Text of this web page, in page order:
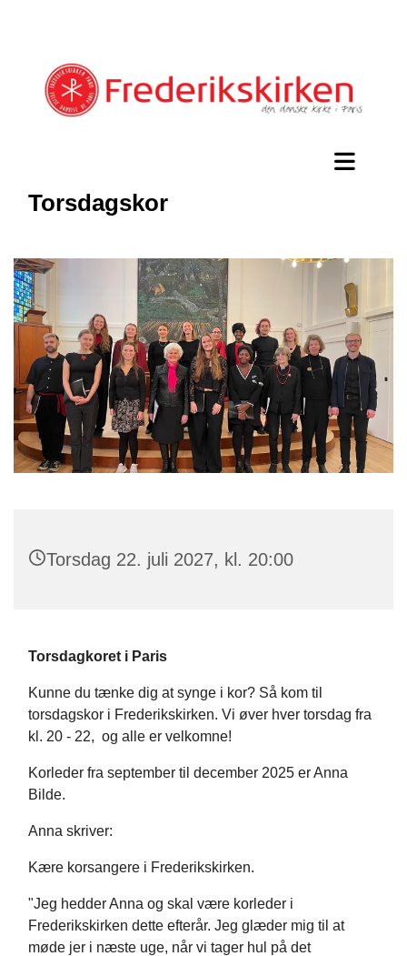
Torsdagskor
Torsdag 22. juli 2027, kl. 20:00
Torsdagkoret i Paris
Kunne du tænke dig at synge i kor? Så kom til
torsdagskor i Frederikskirken. Vi øver hver torsdag fra
kl. 20 - 22, og alle er velkomne!
Korleder fra september til december 2025 er Anna
Bilde.
Anna skriver:
Kære korsangere i Frederikskirken.
"Jeg hedder Anna og skal være korleder i
Frederikskirken dette efterår. Jeg glæder mig til at
møde jer i næste uge, når vi tager hul på det